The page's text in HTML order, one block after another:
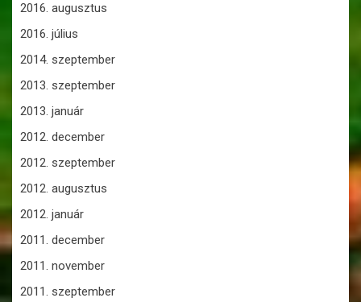
2016. augusztus
2016. július
2014. szeptember
2013. szeptember
2013. január
2012. december
2012. szeptember
2012. augusztus
2012. január
2011. december
2011. november
2011. szeptember